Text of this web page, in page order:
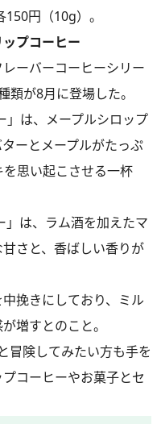
円（10g）。
プコーヒー
ーバーコーヒーシリー
類が8月に登場した。
」は、メープルシロップ
ーとメープルがたっぷ
思い起こさせる一杯
」は、ラム酒を加えたマ
さと、香ばしい香りが
挽きにしており、ミル
増すとのこと。
冒険してみたい方も手を
コーヒーやお菓子とセ